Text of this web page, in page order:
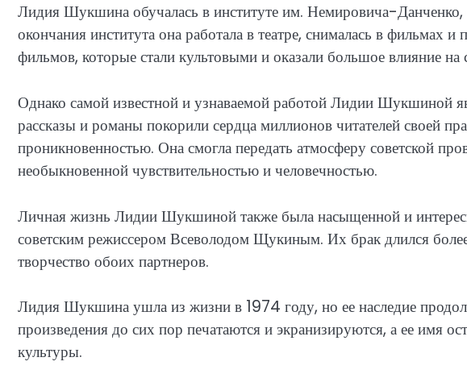
Лидия Шукшина обучалась в институте им. Немировича-Данченко,
окончания института она работала в театре, снималась в фильмах и
фильмов, которые стали культовыми и оказали большое влияние на
Однако самой известной и узнаваемой работой Лидии Шукшиной
рассказы и романы покорили сердца миллионов читателей своей
проникновенностью. Она смогла передать атмосферу советской
необыкновенной чувствительностью и человечностью.
Личная жизнь Лидии Шукшиной также была насыщенной и
советским режиссером Всеволодом Щукиным. Их брак длился
творчество обоих партнеров.
Лидия Шукшина ушла из жизни в 1974 году, но ее наследие
произведения до сих пор печатаются и экранизируются, а ее имя
культуры.